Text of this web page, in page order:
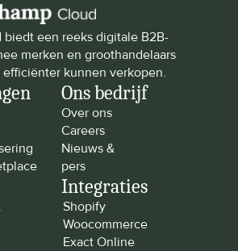
biedt een reeks digitale B2B-
merken en groothandelaars
efficiënter kunnen verkopen.
Ons bedrijf
Over ons
Careers
Nieuws &
pers
Integraties
Shopify
Woocommerce
Exact Online